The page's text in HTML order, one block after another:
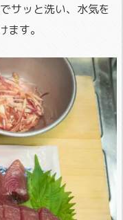
サッと洗い、水気を
す。